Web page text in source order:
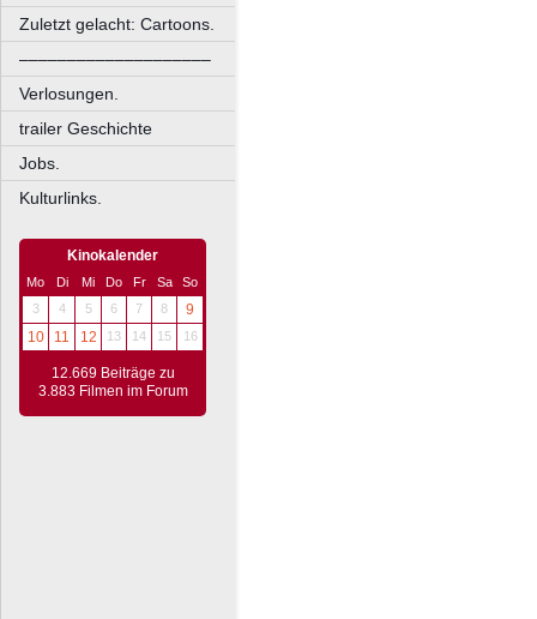
Zuletzt gelacht: Cartoons.
––––––––––––––––––––
Verlosungen.
trailer Geschichte
Jobs.
Kulturlinks.
Kinokalender
Mo Di Mi Do Fr Sa
So
3
4 5 6 7 8
9
10
11 12 13 14 15 16
12.669 Beiträge zu
3.883 Filmen im Forum